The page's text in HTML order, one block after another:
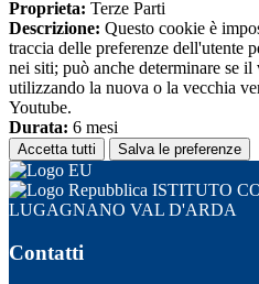
Proprieta: Terze Parti
Descrizione: Questo cookie è
traccia delle preferenze dell'utente
nei siti; può anche determinare se
utilizzando la nuova o la vecchia
Youtube.
Durata: 6 mesi
Accetta tutti Salva le preferenze
ISTITUTO
LUGAGNANO VAL D'ARDA
Contatti